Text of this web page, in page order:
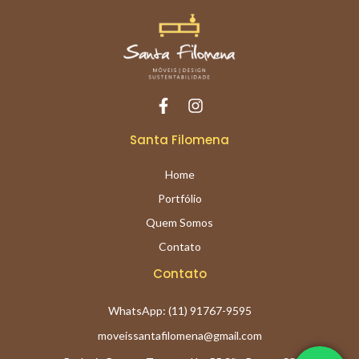
Santa Filomena
Home
Portfólio
Quem Somos
Contato
Contato
WhatsApp: (11) 91767-9595
moveissantafilomena@gmail.com